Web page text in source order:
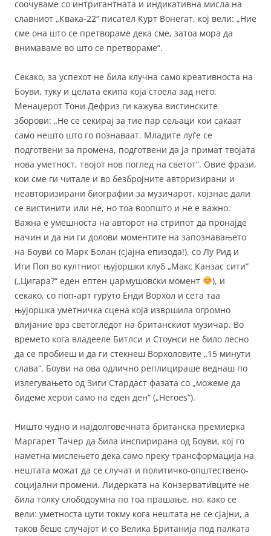
соочуваме со интригантната и индикативна мисла на
славниот „Квака-22“ писател Курт Вонегат, кој вели: „Ние
сме она што се претвораме дека сме, затоа мора да
внимаваме во што се претвораме“.
Секако, за успехот не била клучна само креативноста на
Боуви, туку и целата екипа која стоела зад него.
Менаџерот Тони Дефриз ги кажува вистинските
зборови: „Не се секирај за тие пар сељаци кои сакаат
само нешто што го познаваат. Младите луѓе се
подготвени за промена, подготвени да ја примат твојата
нова уметност, твојот нов поглед на светот“. Овие фрази,
кои сме ги читале и во безбројните авторизирани и
неавторизирани биографии за музичарот, којзнае дали
се вистинити или не, но тоа воопшто и не е важно.
Важна е умешноста на авторот на стрипот да пронајде
начин и да ни ги долови моментите на запознавањето
на Боуви со Марк Болан (сјајна епизода!), со Лу Рид и
Иги Поп во култниот њујоршки клуб „Макс Канзас сити“
(„Цигара?“ еден ептен џармушовски момент
), и
секако, со поп-арт гуруто Енди Ворхол и сета таа
њујоршка уметничка сцена која извршила огромно
влијание врз светогледот на британскиот музичар. Во
времето кога владееле Битлси и Стоунси не било лесно
да се пробиеш и да ги стекнеш Ворхоловите „15 минути
слава“. Боуви на ова одлично реплицираше веднаш по
излегувањето од Зиги Стардаст фазата со „можеме да
бидеме херои само на еден ден“ („Heroes“).
Ништо чудно и најдолговечната британска премиерка
Маргарет Тачер да била инспирирана од Боуви, кој го
наметна мислењето дека само преку трансформација на
нештата можат да се случат и политичко-општествено-
социјални промени. Лидерката на Конзервативците не
била толку слободоумна по тоа прашање, но, како се
вели: уметноста цути токму кога нештата не се сјајни, а
таков беше случајот и со Велика Британија под палката